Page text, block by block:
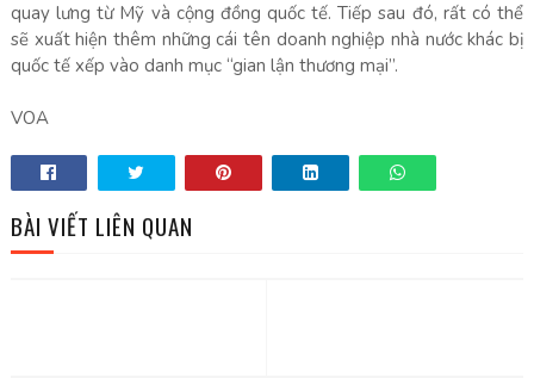
quay lưng từ Mỹ và cộng đồng quốc tế. Tiếp sau đó, rất có thể
sẽ xuất hiện thêm những cái tên doanh nghiệp nhà nước khác bị
quốc tế xếp vào danh mục “gian lận thương mại”.
VOA
BÀI VIẾT LIÊN QUAN